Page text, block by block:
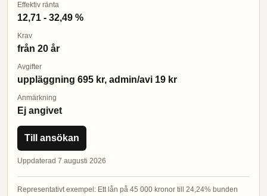
Effektiv ränta
12,71 - 32,49 %
Krav
från 20 år
Avgifter
uppläggning 695 kr, admin/avi 19 kr
Anmärkning
Ej angivet
Till ansökan
Uppdaterad 7 augusti 2026
Representativt exempel: Ett lån på 45 000 kronor till 24,24% bunden